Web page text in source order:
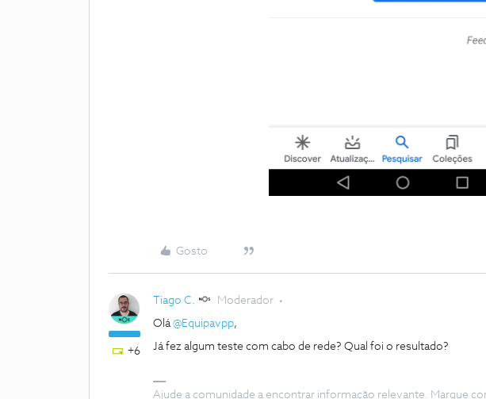
Gosto
+6
Tiago C. Moderador
Olá@Equipavpp,
Já fez algum teste com cabo de rede? Qual foi o resultado?
Ajude a comunidade a encontrar informação relevante. Marque